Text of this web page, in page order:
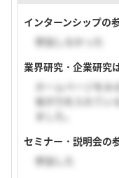
インターンシップの
参加しなかった
業界研究・企業研究
ホームページをみ
省が力を入れてい
ました。
セミナー・説明会の
参加した